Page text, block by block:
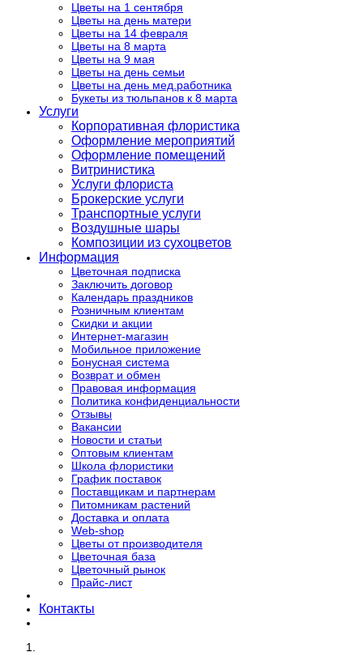
Цветы на 1 сентября
Цветы на день матери
Цветы на 14 февраля
Цветы на 8 марта
Цветы на 9 мая
Цветы на день семьи
Цветы на день мед.работника
Букеты из тюльпанов к 8 марта
Услуги
Корпоративная флористика
Оформление мероприятий
Оформление помещений
Витринистика
Услуги флориста
Брокерские услуги
Транспортные услуги
Воздушные шары
Композиции из сухоцветов
Информация
Цветочная подписка
Заключить договор
Календарь праздников
Розничным клиентам
Скидки и акции
Интернет-магазин
Мобильное приложение
Бонусная система
Возврат и обмен
Правовая информация
Политика конфиденциальности
Отзывы
Вакансии
Новости и статьи
Оптовым клиентам
Школа флористики
График поставок
Поставщикам и партнерам
Питомникам растений
Доставка и оплата
Web-shop
Цветы от производителя
Цветочная база
Цветочный рынок
Прайс-лист
Контакты